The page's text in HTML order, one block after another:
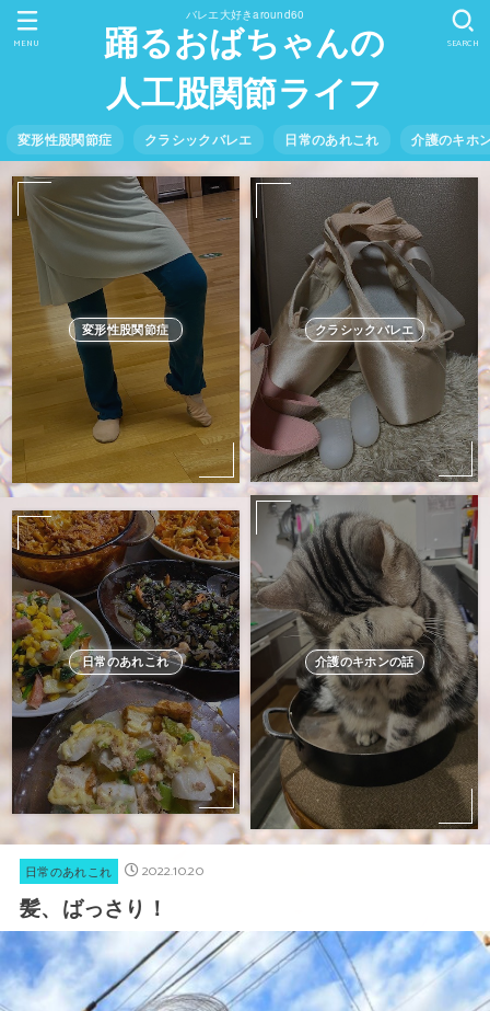
バレエ大好きaround60
踊るおばちゃんの
人工股関節ライフ
変形性股関節症 クラシックバレエ 日常のあれこれ 介護のキホ
SEARCH
MENU
変形性股関節症 クラシックバレエ
日常のあれこれ 介護のキホンの話
日常のあれこれ 2022.10.20
髪、ばっさり！